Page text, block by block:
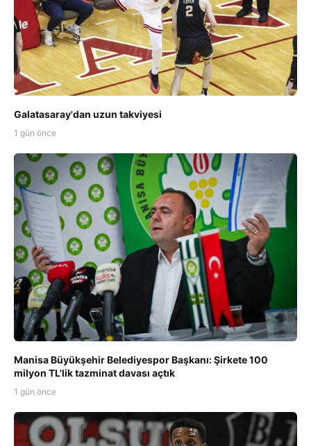
Galatasaray'dan uzun takviyesi
1 gün önce
Manisa Büyükşehir Belediyespor Başkanı: Şirkete 100
milyon TL'lik tazminat davası açtık
1 gün önce